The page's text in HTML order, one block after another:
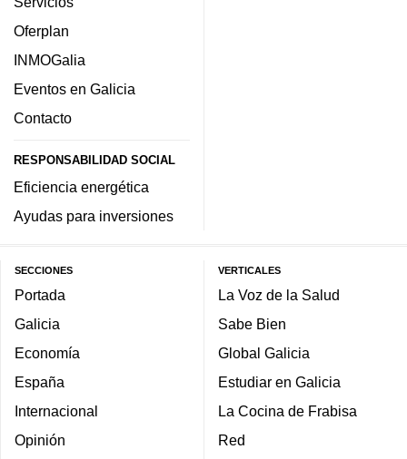
Oferplan
INMOGalia
Eventos en Galicia
Contacto
RESPONSABILIDAD SOCIAL
Eficiencia energética
Ayudas para inversiones
SECCIONES
Portada
Galicia
Economía
España
Internacional
Opinión
VERTICALES
La Voz de la Salud
Sabe Bien
Global Galicia
Estudiar en Galicia
La Cocina de Frabisa
Red